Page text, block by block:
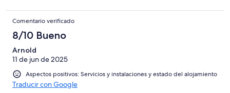
Comentario verificado
8/10 Bueno
Arnold
11 de jun de 2025
Aspectos positivos: Servicios y instalaciones y estado del alojamiento
Traducir con Google